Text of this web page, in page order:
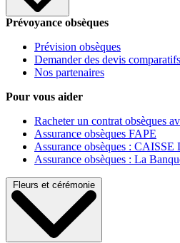
Prévoyance obsèques
Prévision obsèques
Demander des devis comparatifs
Nos partenaires
Pour vous aider
Racheter un contrat obsèques
Assurance obsèques FAPE
Assurance obsèques : CAISSE
Assurance obsèques : La
Fleurs et cérémonie